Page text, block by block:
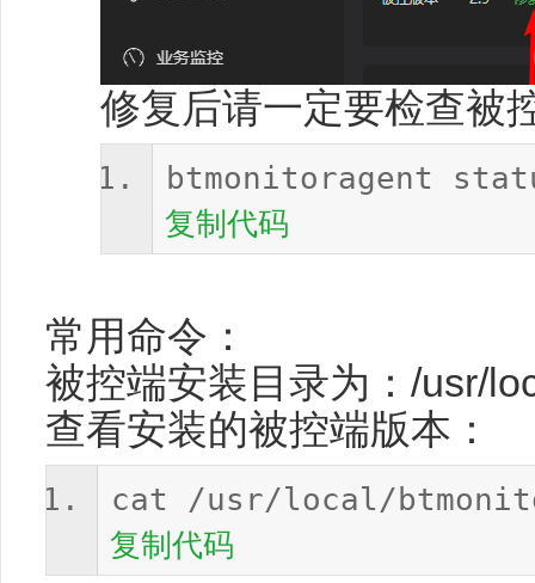
修复后请一定要检查被
btmonitoragent
复制代码
常用命令：
被控端安装目录为：/usr/
查看安装的被控端版本：
cat /usr/local/
复制代码